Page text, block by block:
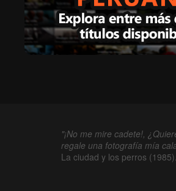
"¡No me mire cadete!,
regale una fotografía mía
La ciudad y los perros (1985).